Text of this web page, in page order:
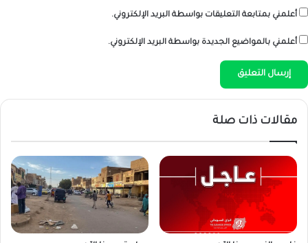
أعلمني بمتابعة التعليقات بواسطة البريد الإلكتروني.
أعلمني بالمواضيع الجديدة بواسطة البريد الإلكتروني.
مقالات ذات صلة